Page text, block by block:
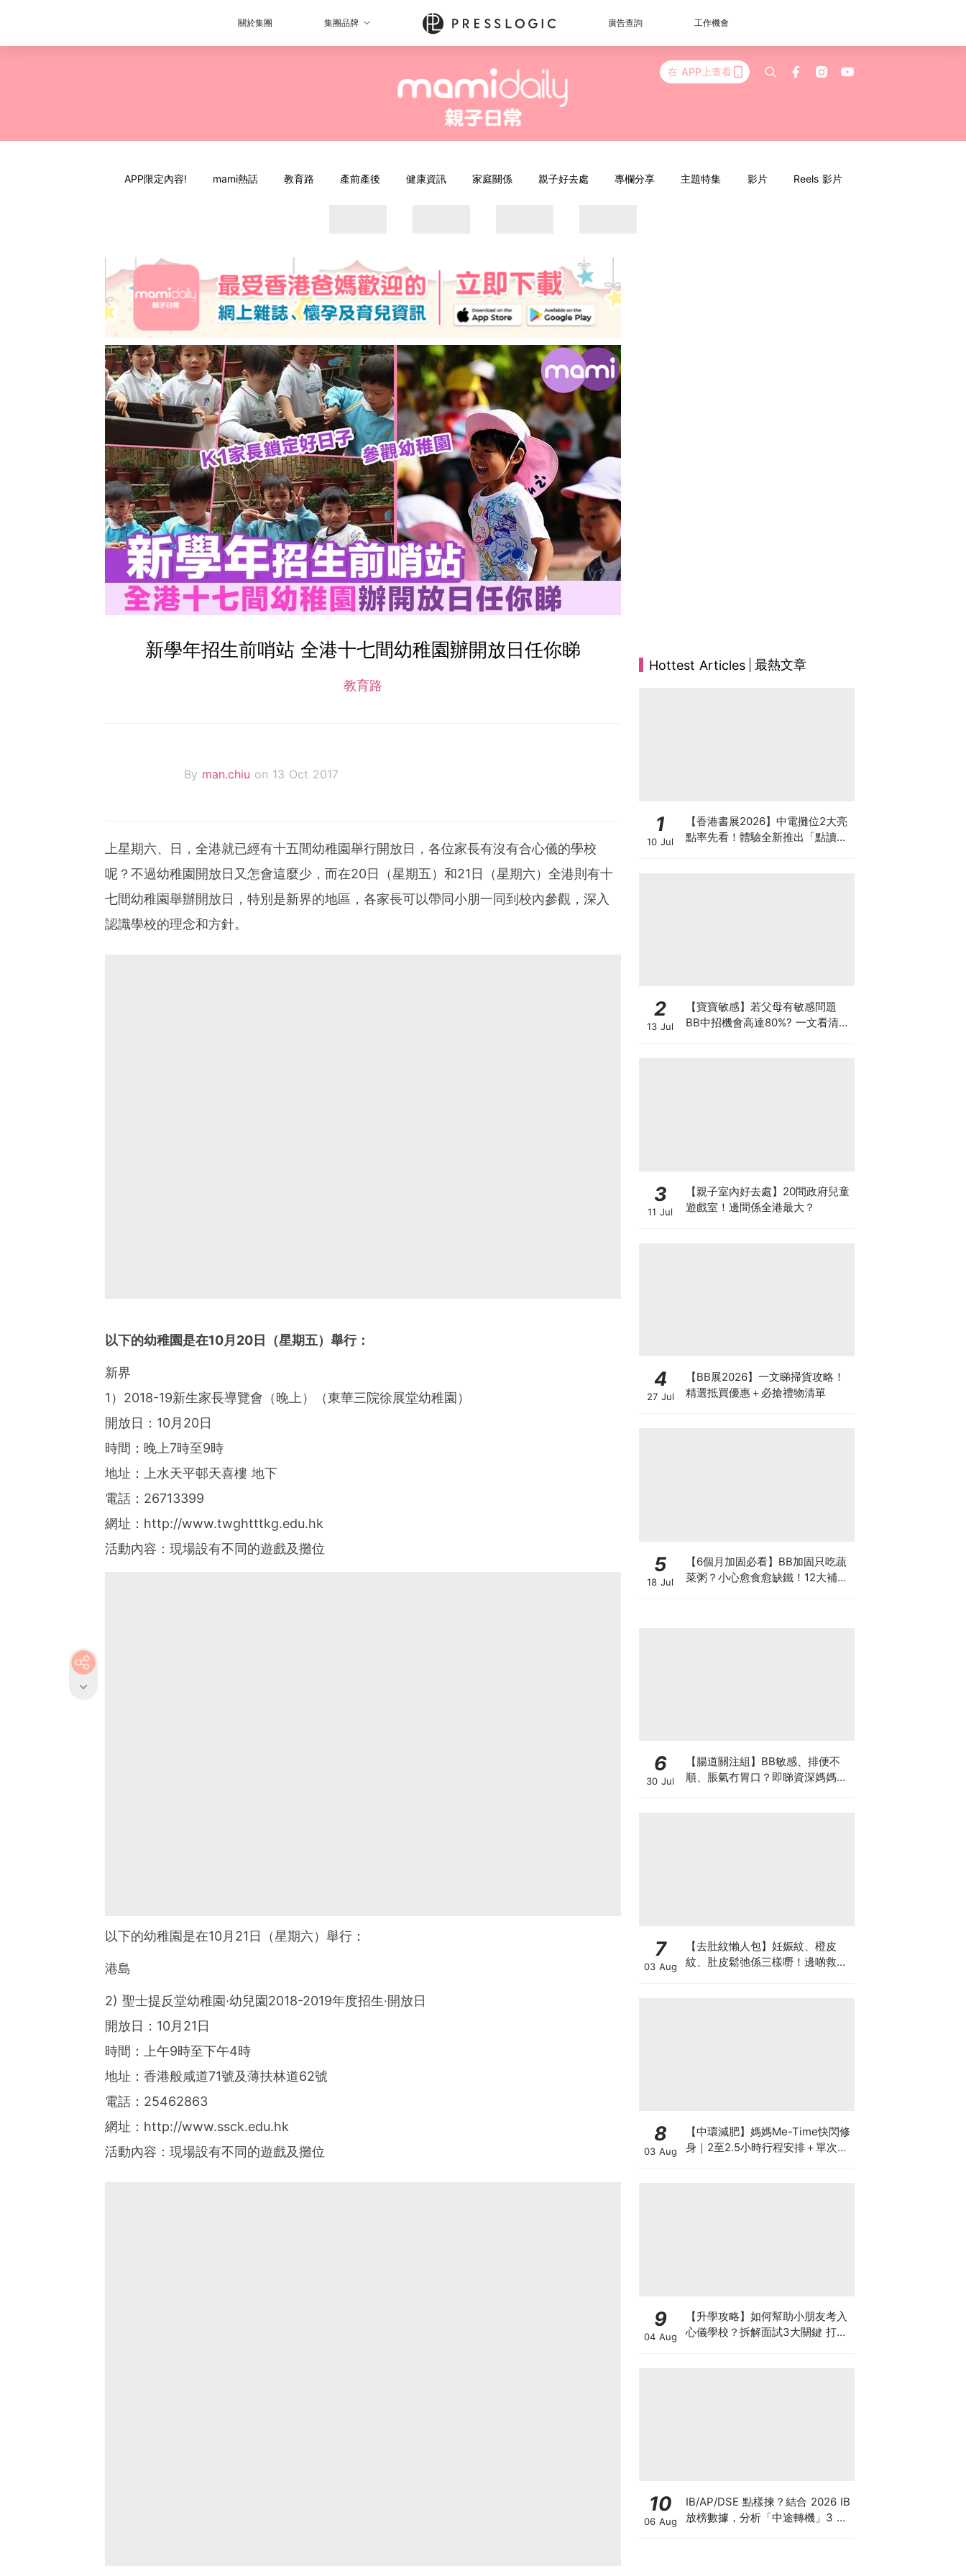
關於集團 集團品牌 廣告查詢 工作機會
在 APP上查看
APP限定內容! mami熱話 教育路 產前產後 健康資訊 家庭關係 親子好去處 專欄分享 主題特集 影片 Reels 影片
新學年招生前哨站 全港十七間幼稚園辦開放日任你睇
教育路
By man.chiu on 13 Oct 2017
上星期六、日，全港就已經有十五間幼稚園舉行開放日，各位家長有沒有合心儀的學校
呢？不過幼稚園開放日又怎會這麼少，而在20日（星期五）和21日（星期六）全港則有十
七間幼稚園舉辦開放日，特別是新界的地區，各家長可以帶同小朋一同到校內參觀，深入
認識學校的理念和方針。
以下的幼稚園是在10月 20日（星期五）舉行：
新界
1）2018-19新生家長導覽會（晚上）（東華三院徐展堂幼稚園）
開放日：10月20日
時間：晚上7時至9時
地址：上水天平邨天喜樓 地下
電話：26713399
網址：http://www.twghtttkg.edu.hk
活動內容：現場設有不同的遊戲及攤位
以下的幼稚園是在10月21日（星期六）舉行：
港島
2) 聖士提反堂幼稚園·幼兒園2018-2019年度招生·開放日
開放日：10月21日
時間：上午9時至下午4時
地址：香港般咸道71號及薄扶林道62號
電話：25462863
網址：http://www.ssck.edu.hk
活動內容：現場設有不同的遊戲及攤位
Hottest Articles 最熱文章
1
10 Jul
【香港書展2026】中電攤位2大亮
點率先看！體驗全新推出「點讀故
2
13 Jul
【寶寶敏感】若父母有敏感問題
BB中招機會高達80%? 一文看清預
3
11 Jul
【親子室內好去處】20間政府兒童
遊戲室！邊間係全港最大？
4
27 Jul
【BB展2026】一文睇掃貨攻略！
精選抵買優惠＋必搶禮物清單
5
18 Jul
【6個月加固必看】BB加固只吃蔬
菜粥？小心愈食愈缺鐵！12大補鐵
6
30 Jul
【腸道關注組】BB敏感、排便不
順、脹氣冇胃口？即睇資深媽媽分
7
03 Aug
【去肚紋懶人包】妊娠紋、橙皮
紋、肚皮鬆弛係三樣嘢！邊啲救得
8
03 Aug
【中環減肥】媽媽Me-Time快閃修
身｜2至2.5小時行程安排＋單次收
9
04 Aug
【升學攻略】如何幫助小朋友考入
心儀學校？拆解面試3大關鍵 打好
10
06 Aug
IB/AP/DSE 點樣揀？結合 2026 IB
放榜數據，分析「中途轉機」3 大